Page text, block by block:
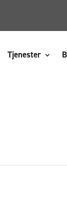
Tjenester